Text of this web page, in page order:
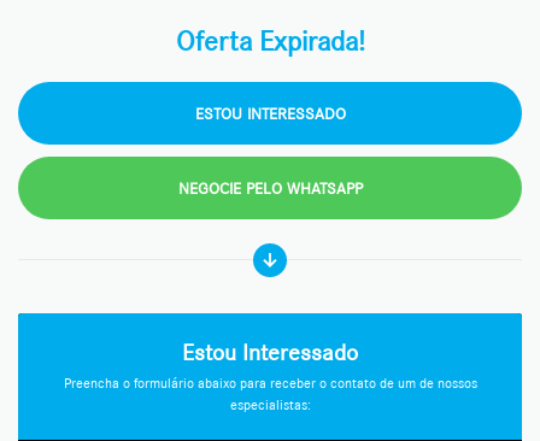
Oferta Expirada!
ESTOU INTERESSADO
NEGOCIE PELO WHATSAPP
Estou Interessado
Preencha o formulário abaixo para receber o contato de um de nossos
especialistas: